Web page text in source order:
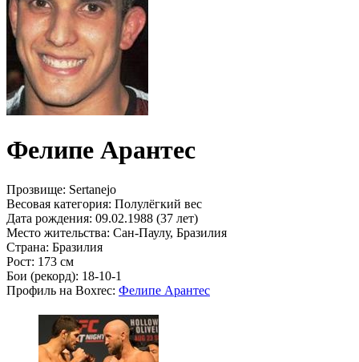
Фелипе Арантес
Прозвище: Sertanejo
Весовая категория: Полулёгкий вес
Дата рождения: 09.02.1988 (37 лет)
Место жительства: Сан-Паулу, Бразилия
Страна: Бразилия
Рост: 173 см
Бои (рекорд): 18-10-1
Профиль на Boxrec: Фелипе Арантес